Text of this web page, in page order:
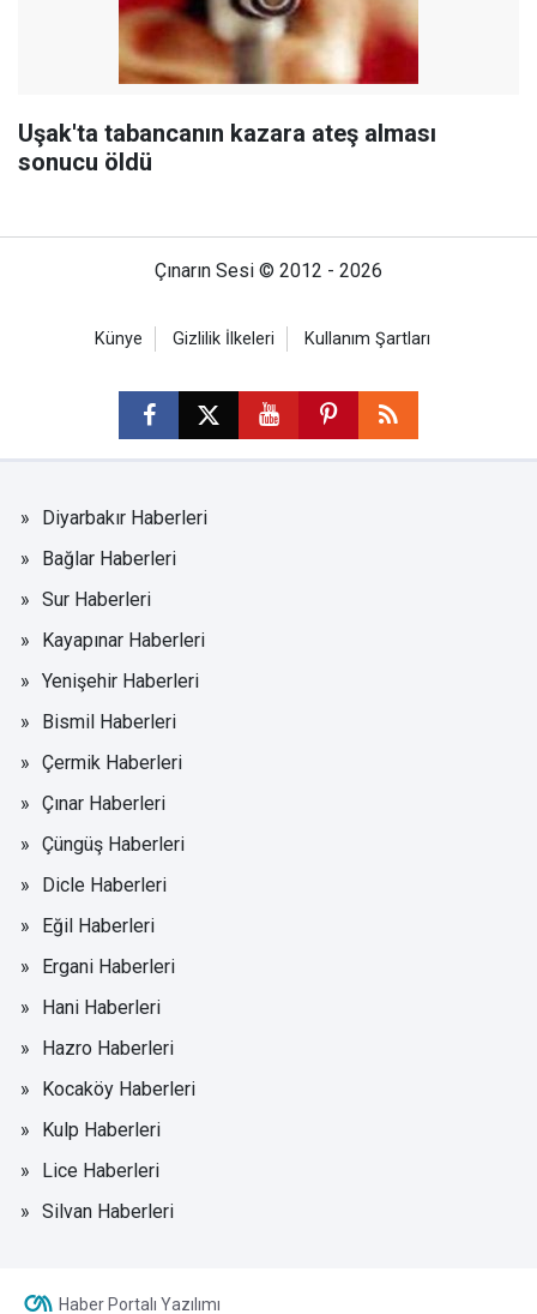
Uşak'ta tabancanın kazara ateş alması
sonucu öldü
Çınarın Sesi © 2012 - 2026
Künye Gizlilik İlkeleri Kullanım Şartları
Diyarbakır Haberleri
Bağlar Haberleri
Sur Haberleri
Kayapınar Haberleri
Yenişehir Haberleri
Bismil Haberleri
Çermik Haberleri
Çınar Haberleri
Çüngüş Haberleri
Dicle Haberleri
Eğil Haberleri
Ergani Haberleri
Hani Haberleri
Hazro Haberleri
Kocaköy Haberleri
Kulp Haberleri
Lice Haberleri
Silvan Haberleri
Haber Portalı Yazılımı